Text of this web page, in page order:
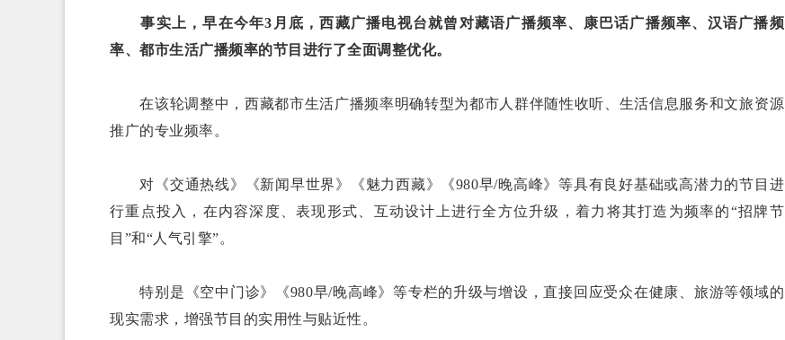
事实上，早在今年3月底，西藏广播电视台就曾对藏语广播频率、康巴话广播频率、汉语广播频
率、都市生活广播频率的节目进行了全面调整优化。
在该轮调整中，西藏都市生活广播频率明确转型为都市人群伴随性收听、生活信息服务和文旅资源
推广的专业频率。
对《交通热线》《新闻早世界》《魅力西藏》《980早/晚高峰》等具有良好基础或高潜力的节目进
行重点投入，在内容深度、表现形式、互动设计上进行全方位升级，着力将其打造为频率的“招牌节
目”和“人气引擎”。
特别是《空中门诊》《980早/晚高峰》等专栏的升级与增设，直接回应受众在健康、旅游等领域的
现实需求，增强节目的实用性与贴近性。